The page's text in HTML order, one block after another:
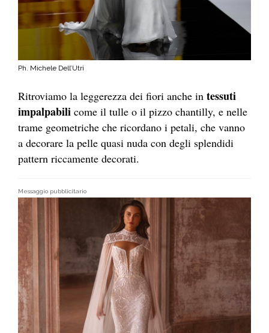
Ph. Michele Dell’Utri
Ritroviamo la leggerezza dei fiori anche in tessuti
impalpabili come il tulle o il pizzo chantilly, e nelle
trame geometriche che ricordano i petali, che vanno
a decorare la pelle quasi nuda con degli splendidi
pattern riccamente decorati.
Messaggio pubblicitario